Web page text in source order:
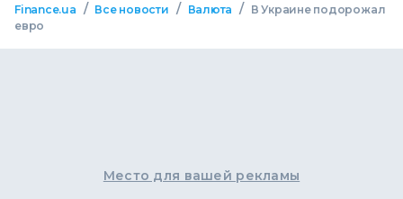
Finance.ua / Все новости / Валюта /
В Украине подорожал
евро
Место для вашей рекламы